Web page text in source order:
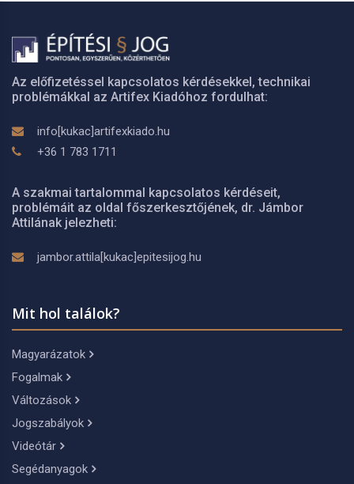
Az előfizetéssel kapcsolatos kérdésekkel, technikai
problémákkal az Artifex Kiadóhoz fordulhat:
info[kukac]artifexkiado.hu
+36 1 783 1711
A szakmai tartalommal kapcsolatos kérdéseit,
problémáit az oldal főszerkesztőjének, dr. Jámbor
Attilának jelezheti:
jambor.attila[kukac]epitesijog.hu
Mit hol találok?
Magyarázatok
Fogalmak
Változások
Jogszabályok
Videótár
Segédanyagok